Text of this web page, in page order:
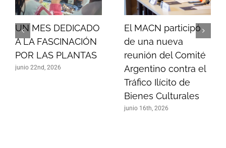
UN MES DEDICADO
A LA FASCINACIÓN
POR LAS PLANTAS
junio 22nd, 2026
El MACN participó
de una nueva
reunión del Comité
Argentino contra el
Tráfico Ilícito de
Bienes Culturales
junio 16th, 2026